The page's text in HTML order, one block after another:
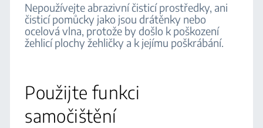
Nepoužívejte abrazivní čisticí prostředky, ani
čisticí pomůcky jako jsou drátěnky nebo
ocelová vlna, protože by došlo k poškození
žehlicí plochy žehličky a k jejímu poškrábání.
Použijte funkci
samočištění